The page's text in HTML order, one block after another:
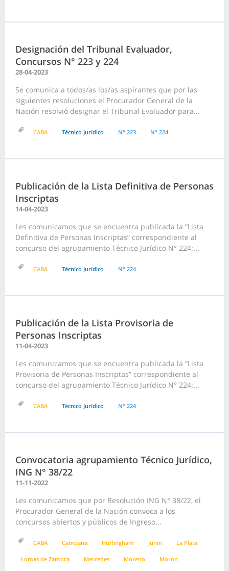
Designación del Tribunal Evaluador,
Concursos N° 223 y 224
28-04-2023
Se comunica a todos/as los/as aspirantes que por las
siguientes resoluciones el Procurador General de la
Nación resolvió designar el Tribunal Evaluador para...
CABA Técnico Jurídico N° 223 N° 224
Publicación de la Lista Definitiva de Personas
Inscriptas
14-04-2023
Les comunicamos que se encuentra publicada la “Lista
Definitiva de Personas Inscriptas” correspondiente al
concurso del agrupamiento Técnico Jurídico N° 224:...
CABA Técnico Jurídico N° 224
Publicación de la Lista Provisoria de
Personas Inscriptas
11-04-2023
Les comunicamos que se encuentra publicada la “Lista
Provisoria de Personas Inscriptas” correspondiente al
concurso del agrupamiento Técnico Jurídico N° 224:...
CABA Técnico Jurídico N° 224
Convocatoria agrupamiento Técnico Jurídico,
ING N° 38/22
11-11-2022
Les comunicamos que por Resolución ING N° 38/22, el
Procurador General de la Nación convoca a los
concursos abiertos y públicos de Ingreso...
CABA Campana Hurlingham Junín La Plata
Lomas de Zamora Mercedes Moreno Moron